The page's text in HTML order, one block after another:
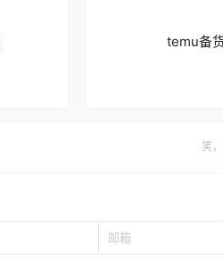
temu备
笑